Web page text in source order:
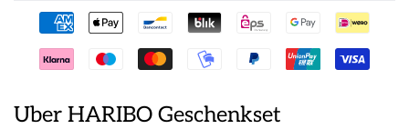
Über HARIBO Geschenkset